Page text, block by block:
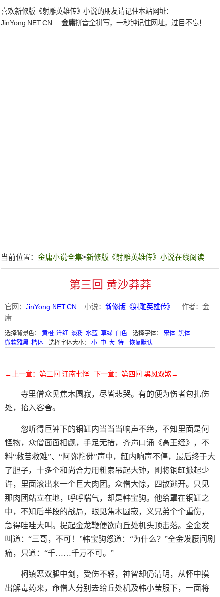
喜欢新修版《射雕英雄传》小说的朋友请记住本站网址：
JinYong.NET.CN
金庸拼音全拼写，一秒钟记住网址，过目不忘！
当前位置： 金庸小说全集>新修版《射雕英雄传》小说在线阅读
第三回 黄沙莽莽
官网： JinYong.NET.CN 小说： 新修版《射雕英雄传》
作者：金
庸
选择背景色： 黄橙 洋红 淡粉 水蓝 草绿 白色 选择字体： 宋体 黑体
微软雅黑 楷体 选择字体大小： 小 中 大 特 恢复默认
←上一章：第二回 江南七怪 下一章：第四回 黑风双煞→
寺里僧众见焦木圆寂，尽皆悲哭。有的便为伤者包扎伤
处，抬入客舍。
忽听得巨钟下的铜缸内当当当响声不绝，不知里面是何
怪物，众僧面面相觑，手足无措，齐声口诵《高王经》，不
料“救苦救难”、“阿弥陀佛”声中，缸内响声不停，最后终于大
了胆子，十多个和尚合力用粗索吊起大钟，刚将铜缸掀起少
许，里面滚出来一个巨大肉团。众僧大惊，四散逃开。只见
那肉团站立在地，呼呼喘气，却是韩宝驹。他给罩在铜缸之
中，不知后半段的战局，眼见焦木圆寂，义兄弟个个重伤，
急得哇哇大叫。提起金龙鞭便欲向丘处机头顶击落。全金发
叫道：“三哥，不可！”韩宝驹怒道：“为什么？”全金发腰间剧
痛，只道：“千……千万不可。”
柯镇恶双腿中剑，受伤不轻，神智却仍清明，从怀中摸
出解毒药来，命僧人分别去给丘处机及韩小莹服下，一面将